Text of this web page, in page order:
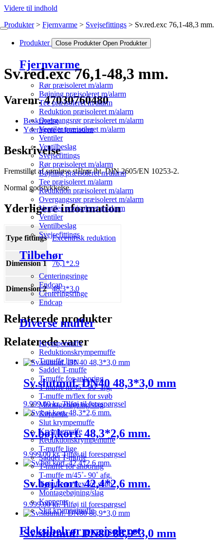
Videre til indhold
Produkter Close Produkter Open Produkter
Fjernvarme
Rør præisoleret m/alarm
Bøjning præisoleret m/alarm
Tee præisoleret m/alarm
Reduktion præisoleret m/alarm
Overgangsrør præisoleret m/alarm
Ventiler præisoleret m/alarm
Ventiler
Ventilbeslag
Svejsefittings
Rør præisoleret m/alarm
Bøjning præisoleret m/alarm
Tee præisoleret m/alarm
Reduktion præisoleret m/alarm
Overgangsrør præisoleret m/alarm
Ventiler præisoleret m/alarm
Ventiler
Ventilbeslag
Svejsefittings
Tilbehør
Centeringsringe
Endcap
Centeringsringe
Endcap
Diverse muffer
Krympemuffe
Reduktionskrympemuffe
T-muffe lige
Saddel T-muffe
T-muffe for anboring
T-muffe m/45˚- 90˚ afg.
T-muffe m/flex for svøb
Montagebøjning/slag
Kapperør
Slut krympemuffe
Krympemuffe
Reduktionskrympemuffe
T-muffe lige
Saddel T-muffe
T-muffe for anboring
T-muffe m/45˚- 90˚ afg.
T-muffe m/flex for svøb
Montagebøjning/slag
Kapperør
Slut krympemuffe
Fleksibelrør præisoleret
Produkter Fjernvarme Svejsefittings Sv.red.exc 76,1-48,3 mm.
Sv.red.exc 76,1-48,3 mm.
Varenr. 47030760480
Beskrivelse
Yderligere information
Beskrivelse
Fremstillet af sømløse stålrør iht. DIN 2605/EN 10253-2.
Normal godstykkelse.
Yderligere information
Type fittings Excentrisk reduktion
Dimension 1 76,1*2.9
Dimension 2 48,3*3.0
Relaterede produkter
Relaterede varer
Sv.slutmuf. DN40 48,3*3,0 mm
9.999,00kr. Tilføj til forespørgsel
Sv.bøj.kort. 48,3*2,6 mm.
9.999,00kr. Tilføj til forespørgsel
Sv.bøj.kort. 42,4*2,6 mm.
9.999,00kr. Tilføj til forespørgsel
Sv.slutmuf. DN80 88,9*3,0 mm